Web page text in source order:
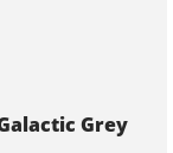
Grey